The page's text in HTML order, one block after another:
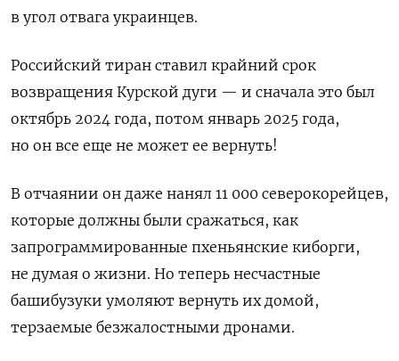
в угол отвага украинцев.
Российский тиран ставил крайний срок
возвращения Курской дуги — и сначала это был
октябрь 2024 года, потом январь 2025 года,
но он все еще не может ее вернуть!
В отчаянии он даже нанял 11 000 северокорейцев,
которые должны были сражаться, как
запрограммированные пхеньянские киборги,
не думая о жизни. Но теперь несчастные
башибузуки умоляют вернуть их домой,
терзаемые безжалостными дронами.